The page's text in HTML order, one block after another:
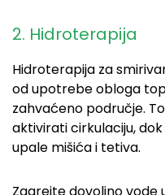
2. Hidroterapija
Hidroterapija za
od upotrebe obloga
zahvaćeno područje.
aktivirati cirkulaciju,
upale mišića i tetiva.
Zagrejte dovoljno vode